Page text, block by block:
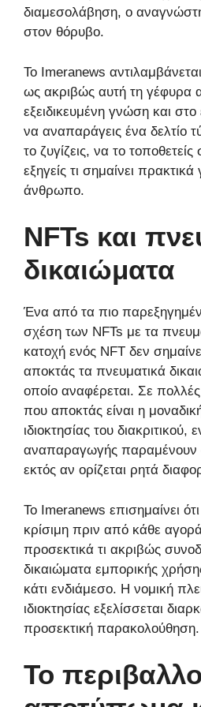
διαμεσολάβηση, ο
στον θόρυβο.
Το Imeranews
ως ακριβώς αυτή τη γέφυρα
εξειδικευμένη γνώση και
να αναπαράγεις ένα δελτίο
το ζυγίζεις, να το
εξηγείς τι σημαίνει
άνθρωπο.
NFTs και
δικαιώματα
Ένα από τα πιο
σχέση των NFTs με τα
κατοχή ενός NFT δεν
αποκτάς τα πνευματικά
οποίο αναφέρεται. Σε
που αποκτάς είναι η
ιδιοκτησίας του
αναπαραγωγής παραμένουν
εκτός αν ορίζεται ρητά
Το Imeranews επισημαίνει
κρίσιμη πριν από κάθε
προσεκτικά τι ακριβώς
δικαιώματα εμπορικής
κάτι ενδιάμεσο. Η νομική
ιδιοκτησίας εξελίσσεται
προσεκτική παρακολούθηση.
Το